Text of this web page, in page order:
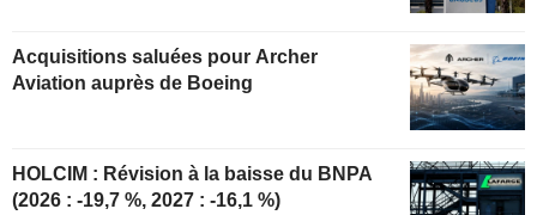
Acquisitions saluées pour Archer
Aviation auprès de Boeing
HOLCIM : Révision à la baisse du BNPA
(2026 : -19,7 %, 2027 : -16,1 %)